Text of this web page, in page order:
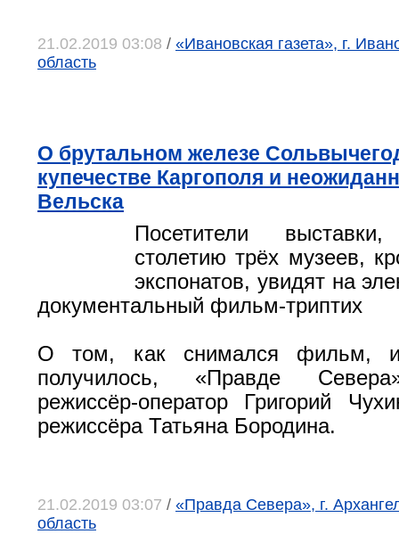
21.02.2019 03:08 / «Ивановская газета», г.
область
О брутальном железе
купечестве Каргополя и
Вельска
Посетители
столетию трёх музеев,
экспонатов, увидят на
документальный фильм-триптих
О том, как снимался фильм,
получилось, «Правде
режиссёр-оператор Григорий
режиссёра Татьяна Бородина.
21.02.2019 03:07 / «Правда Севера», г.
область